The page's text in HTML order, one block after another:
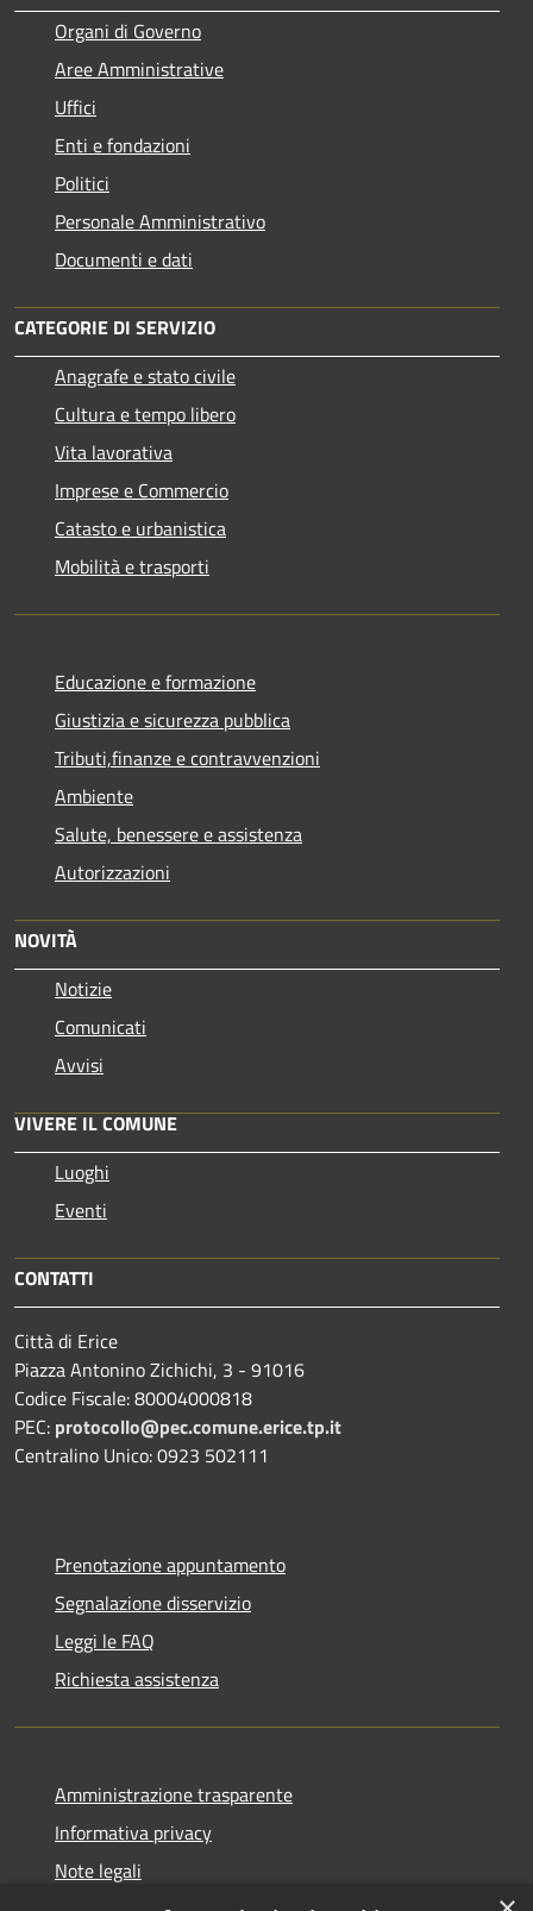
Organi di Governo
Aree Amministrative
Uffici
Enti e fondazioni
Politici
Personale Amministrativo
Documenti e dati
CATEGORIE DI SERVIZIO
Anagrafe e stato civile
Cultura e tempo libero
Vita lavorativa
Imprese e Commercio
Catasto e urbanistica
Mobilità e trasporti
Educazione e formazione
Giustizia e sicurezza pubblica
Tributi,finanze e contravvenzioni
Ambiente
Salute, benessere e assistenza
Autorizzazioni
NOVITÀ
Notizie
Comunicati
Avvisi
VIVERE IL COMUNE
Luoghi
Eventi
CONTATTI
Città di Erice
Piazza Antonino Zichichi, 3 - 91016
Codice Fiscale: 80004000818
PEC: protocollo@pec.comune.erice.tp.it
Centralino Unico: 0923 502111
Prenotazione appuntamento
Segnalazione disservizio
Leggi le FAQ
Richiesta assistenza
Amministrazione trasparente
Informativa privacy
Note legali